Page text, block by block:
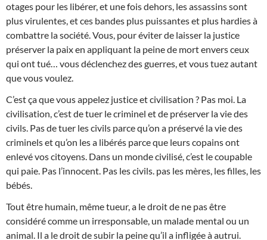
otages pour les libérer, et une fois dehors, les assassins sont
plus virulentes, et ces bandes plus puissantes et plus hardies à
combattre la société. Vous, pour éviter de laisser la justice
préserver la paix en appliquant la peine de mort envers ceux
qui ont tué… vous déclenchez des guerres, et vous tuez autant
que vous voulez.
C’est ça que vous appelez justice et civilisation ? Pas moi. La
civilisation, c’est de tuer le criminel et de préserver la vie des
civils. Pas de tuer les civils parce qu’on a préservé la vie des
criminels et qu’on les a libérés parce que leurs copains ont
enlevé vos citoyens. Dans un monde civilisé, c’est le coupable
qui paie. Pas l’innocent. Pas les civils. pas les mères, les filles, les
bébés.
Tout être humain, même tueur, a le droit de ne pas être
considéré comme un irresponsable, un malade mental ou un
animal. Il a le droit de subir la peine qu’il a infligée à autrui.